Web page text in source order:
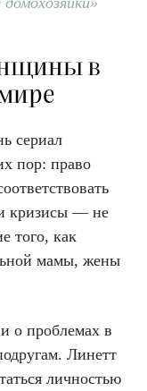
в
сериал
пор: право
кризисы — не
того, как
мамы, жены
о проблемах в
Линетт
личностью